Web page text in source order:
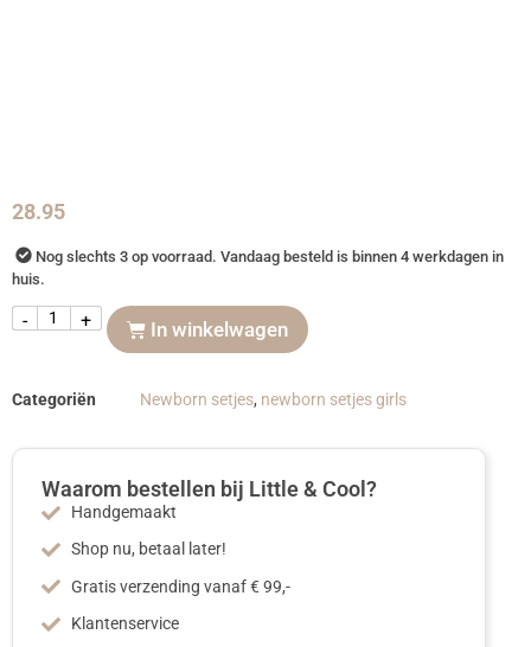
28.95
Nog slechts 3 op voorraad. Vandaag besteld is binnen 4 werkdagen in
huis.
- + In winkelwagen
Categoriën Newborn setjes, newborn setjes girls
Waarom bestellen bij Little & Cool?
Handgemaakt
Shop nu, betaal later!
Gratis verzending vanaf € 99,-
Klantenservice